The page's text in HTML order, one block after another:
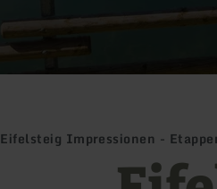
Eifelsteig Impressionen -